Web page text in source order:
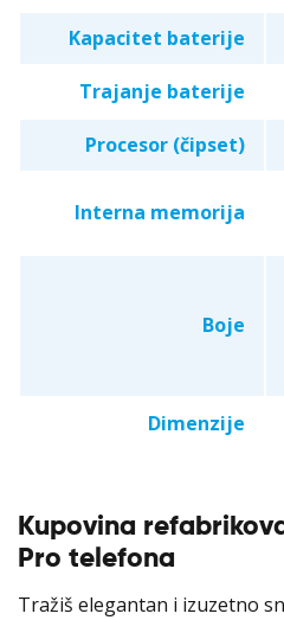
Kapacitet baterije
Trajanje baterije
Procesor (čipset)
Interna memorija
Boje
Dimenzije
Kupovina
Pro telefona
Tražiš elegantan i izuzetno